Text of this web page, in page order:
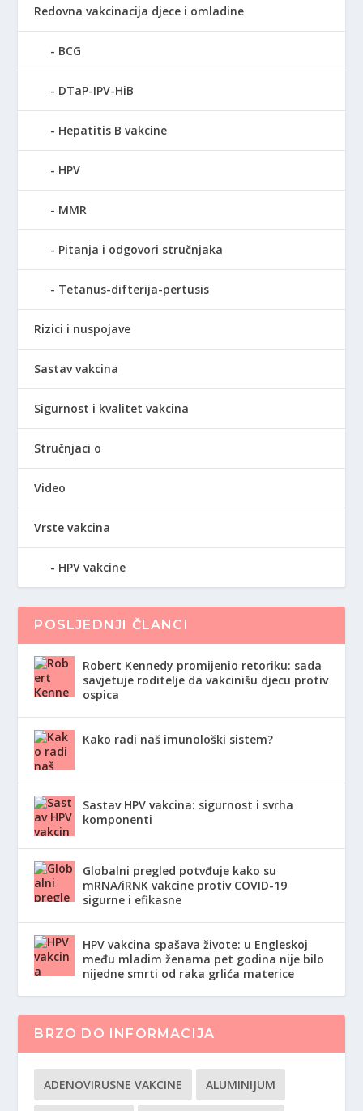
Redovna vakcinacija djece i omladine
BCG
DTaP-IPV-HiB
Hepatitis B vakcine
HPV
MMR
Pitanja i odgovori stručnjaka
Tetanus-difterija-pertusis
Rizici i nuspojave
Sastav vakcina
Sigurnost i kvalitet vakcina
Stručnjaci o
Video
Vrste vakcina
HPV vakcine
POSLJEDNJI ČLANCI
Robert Kennedy promijenio retoriku: sada
savjetuje roditelje da vakcinišu djecu protiv
ospica
Kako radi naš imunološki sistem?
Sastav HPV vakcina: sigurnost i svrha
komponenti
Globalni pregled potvđuje kako su
mRNA/iRNK vakcine protiv COVID-19
sigurne i efikasne
HPV vakcina spašava živote: u Engleskoj
među mladim ženama pet godina nije bilo
nijedne smrti od raka grlića materice
BRZO DO INFORMACIJA
ADENOVIRUSNE VAKCINE ALUMINIJUM